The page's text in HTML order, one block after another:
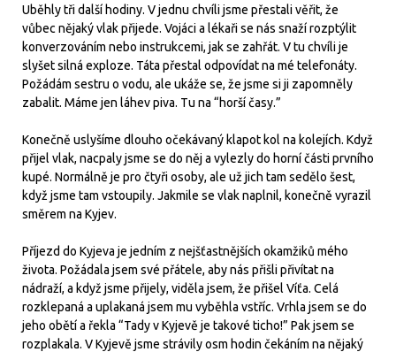
Uběhly tři další hodiny. V jednu chvíli jsme přestali věřit, že
vůbec nějaký vlak přijede. Vojáci a lékaři se nás snaží rozptýlit
konverzováním nebo instrukcemi, jak se zahřát. V tu chvíli je
slyšet silná exploze. Táta přestal odpovídat na mé telefonáty.
Požádám sestru o vodu, ale ukáže se, že jsme si ji zapomněly
zabalit. Máme jen láhev piva. Tu na “horší časy.”
Konečně uslyšíme dlouho očekávaný klapot kol na kolejích. Když
přijel vlak, nacpaly jsme se do něj a vylezly do horní části prvního
kupé. Normálně je pro čtyři osoby, ale už jich tam sedělo šest,
když jsme tam vstoupily. Jakmile se vlak naplnil, konečně vyrazil
směrem na Kyjev.
Příjezd do Kyjeva je jedním z nejšťastnějších okamžiků mého
života. Požádala jsem své přátele, aby nás přišli přivítat na
nádraží, a když jsme přijely, viděla jsem, že přišel Víťa. Celá
rozklepaná a uplakaná jsem mu vyběhla vstříc. Vrhla jsem se do
jeho obětí a řekla “Tady v Kyjevě je takové ticho!” Pak jsem se
rozplakala. V Kyjevě jsme strávily osm hodin čekáním na nějaký